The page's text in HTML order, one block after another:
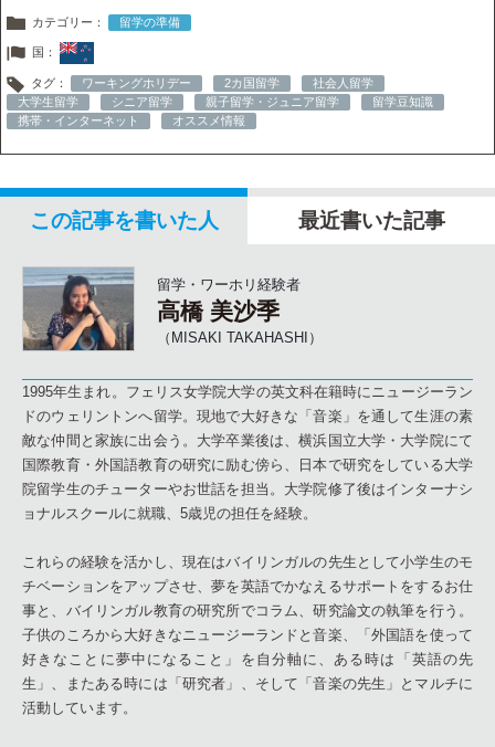
カテゴリー： 留学の準備
国：
タグ： ワーキングホリデー 2カ国留学
社会人留学
大学生留学
シニア留学 親子留学・ジュニア留学
留学豆知識
携帯・インターネット
オススメ情報
この記事を書いた人 最近書いた記事
留学・ワーホリ経験者
高橋 美沙季
（MISAKI TAKAHASHI）
1995年生まれ。フェリス女学院大学の英文科在籍時にニュージーラン
ドのウェリントンへ留学。現地で大好きな「音楽」を通して生涯の素
敵な仲間と家族に出会う。大学卒業後は、横浜国立大学・大学院にて
国際教育・外国語教育の研究に励む傍ら、日本で研究をしている大学
院留学生のチューターやお世話を担当。大学院修了後はインターナシ
ョナルスクールに就職、5歳児の担任を経験。
これらの経験を活かし、現在はバイリンガルの先生として小学生のモ
チベーションをアップさせ、夢を英語でかなえるサポートをするお仕
事と、バイリンガル教育の研究所でコラム、研究論文の執筆を行う。
子供のころから大好きなニュージーランドと音楽、「外国語を使って
好きなことに夢中になること」を自分軸に、ある時は「英語の先
生」、またある時には「研究者」、そして「音楽の先生」とマルチに
活動しています。